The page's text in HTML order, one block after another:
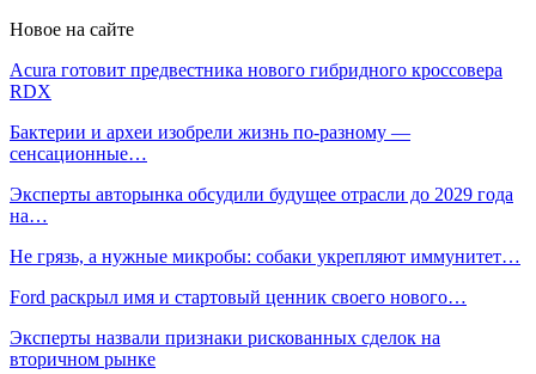
Новое на сайте
Acura готовит предвестника нового гибридного кроссовера
RDX
Бактерии и археи изобрели жизнь по-разному —
сенсационные…
Эксперты авторынка обсудили будущее отрасли до 2029 года
на…
Не грязь, а нужные микробы: собаки укрепляют иммунитет…
Ford раскрыл имя и стартовый ценник своего нового…
Эксперты назвали признаки рискованных сделок на
вторичном рынке